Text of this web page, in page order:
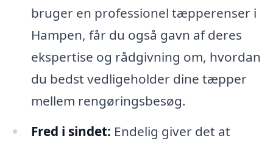
bruger en professionel tæpperenser i
Hampen, får du også gavn af deres
ekspertise og rådgivning om, hvordan
du bedst vedligeholder dine tæpper
mellem rengøringsbesøg.
Fred i sindet: Endelig giver det at